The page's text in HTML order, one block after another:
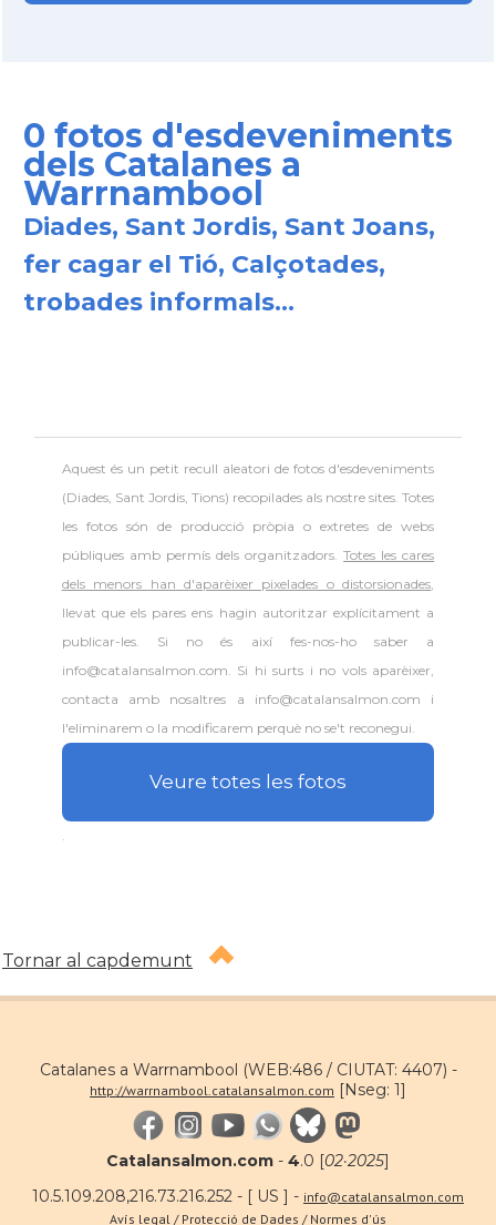
0 fotos d'esdeveniments
dels Catalanes a
Warrnambool
Diades, Sant Jordis, Sant Joans,
fer cagar el Tió, Calçotades,
trobades informals...
Aquest és un petit recull aleatori defotos d'esdeveniments
(Diades, Sant Jordis, Tions) recopilades als nostre sites. Totes
les fotos són de producció pròpia o extretes de webs
públiques amb permís dels organitzadors.Totes les cares
dels menors han d'aparèixer pixelades o distorsionades,
llevat que els pares ens hagin autoritzar explícitament a
publicar-les. Si no és així fes-nos-ho saber a
info@catalansalmon.com. Si hi surts i no vols aparèixer,
contacta amb nosaltres a info@catalansalmon.com i
l'eliminarem o la modificarem perquè no se't reconegui.
Veure totes les fotos
Tornar al capdemunt
Catalanes a Warrnambool (WEB:486 / CIUTAT: 4407) -
http://warrnambool.catalansalmon.com [Nseg: 1]
Catalansalmon.com - 4.0 [02·2025]
10.5.109.208,216.73.216.252 - [ US ] - info@catalansalmon.com
Avís legal / Protecció de Dades / Normes d'ús